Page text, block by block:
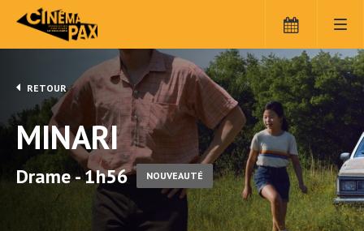
RETOUR
MINARI
Drame - 1h56 NOUVEAUTÉ